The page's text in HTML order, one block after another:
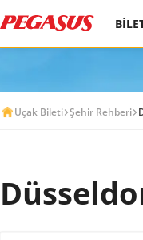
Uçak Bileti Şehir Rehberi